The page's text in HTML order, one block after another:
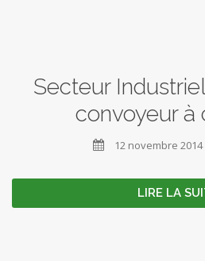
Secteur
convoyeur à
 12 novembre 2014
LIRE LA